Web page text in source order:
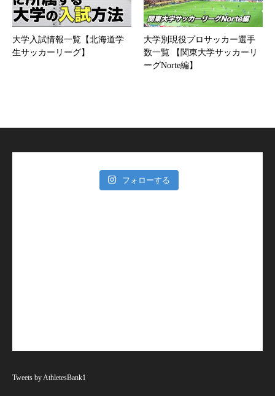
大学入試情報一覧【北海道学
生サッカーリーグ】
大学別現役プロサッカー選手
数一覧 【関東大学サッカーリ
ーグNorte編】
フォローする
Tweets by AthletesBank1